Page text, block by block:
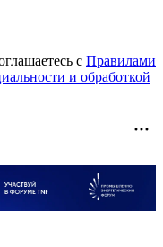
с Правилами
и обработкой